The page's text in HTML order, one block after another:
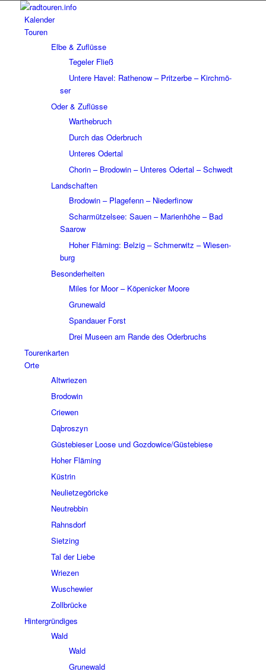
Kalen­der
Touren
Elbe & Zuflüsse
Tege­ler Fließ
Untere Havel: Rathe­now – Prit­zerbe – Kirch­mö­
ser
Oder & Zuflüsse
Wart­he­bruch
Durch das Oder­bruch
Unte­res Oder­tal
Chorin – Brodo­win – Unte­res Oder­tal – Schwedt
Land­schaf­ten
Brodo­win – Plage­fenn – Nieder­fi­now
Schar­müt­zel­see: Sauen – Mari­en­höhe – Bad
Saarow
Hoher Fläming: Belzig – Schmer­witz – Wiesen­
burg
Beson­der­hei­ten
Miles for Moor – Köpe­nicker Moore
Grune­wald
Span­dauer Forst
Drei Museen am Rande des Oder­bruchs
Touren­kar­ten
Orte
Altwrie­zen
Brodo­win
Crie­wen
Dąbros­zyn
Güste­bie­ser Loose und Gozdowice/Güstebiese
Hoher Fläming
Küstrin
Neuliet­ze­gö­ricke
Neutreb­bin
Rahns­dorf
Siet­zing
Tal der Liebe
Wrie­zen
Wusche­wier
Zoll­brücke
Hinter­grün­di­ges
Wald
Wald
Grune­wald